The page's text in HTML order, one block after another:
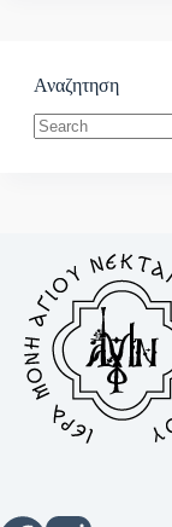
Αναζητηση